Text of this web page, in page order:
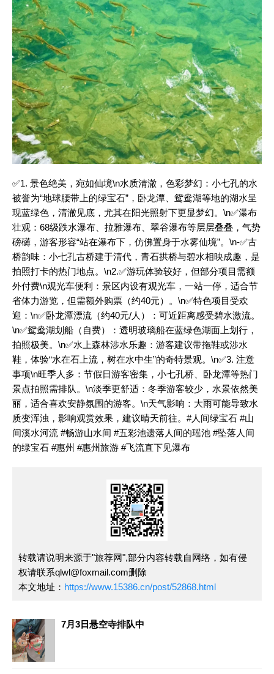
✅1. 景色绝美，宛如仙境\n水质清澈，色彩梦幻：小七孔的水
被誉为“地球腰带上的绿宝石”，卧龙潭、鸳鸯湖等地的湖水呈
现蓝绿色，清澈见底，尤其在阳光照射下更显梦幻。\n✅瀑布
壮观：68级跌水瀑布、拉雅瀑布、翠谷瀑布等层层叠叠，气势
磅礴，游客形容“站在瀑布下，仿佛置身于水雾仙境”。\n-✅古
桥韵味：小七孔古桥建于清代，青石拱桥与碧水相映成趣，是
拍照打卡的热门地点。\n2.✅游玩体验较好，但部分项目需额
外付费\n观光车便利：景区内设有观光车，一站一停，适合节
省体力游览，但需额外购票（约40元）。\n✅特色项目受欢
迎：\n✅卧龙潭漂流（约40元/人）：可近距离感受碧水激流。
\n✅鸳鸯湖划船（自费）：透明玻璃船在蓝绿色湖面上划行，
拍照极美。\n✅水上森林涉水乐趣：游客建议带拖鞋或涉水
鞋，体验“水在石上流，树在水中生”的奇特景观。\n✅3. 注意
事项\n旺季人多：节假日游客密集，小七孔桥、卧龙潭等热门
景点拍照需排队。\n淡季更舒适：冬季游客较少，水景依然美
丽，适合喜欢安静氛围的游客。\n天气影响：大雨可能导致水
质变浑浊，影响观赏效果，建议晴天前往。 #人间绿宝石 #山
间溪水河流 #畅游山水间 #五彩池遗落人间的瑶池 #坠落人间
的绿宝石 #惠州 #惠州旅游 #飞流直下见瀑布
转载请说明来源于"旅荐网",部分内容转载自网络，如有侵
权请联系qlwl@foxmail.com删除
本文地址： https://www.15386.cn/post/52868.html
上一篇
7月3日悬空寺排队中